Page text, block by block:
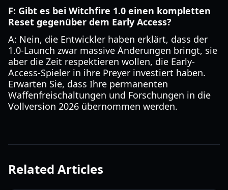
F: Gibt es bei Witchfire 1.0 einen kompletten
Reset gegenüber dem Early Access?
A: Nein, die Entwickler haben erklärt, dass der
1.0-Launch zwar massive Änderungen bringt, sie
aber die Zeit respektieren wollen, die Early-
Access-Spieler in ihre Preyer investiert haben.
Erwarten Sie, dass Ihre permanenten
Waffenfreischaltungen und Forschungen in die
Vollversion 2026 übernommen werden.
Related Articles